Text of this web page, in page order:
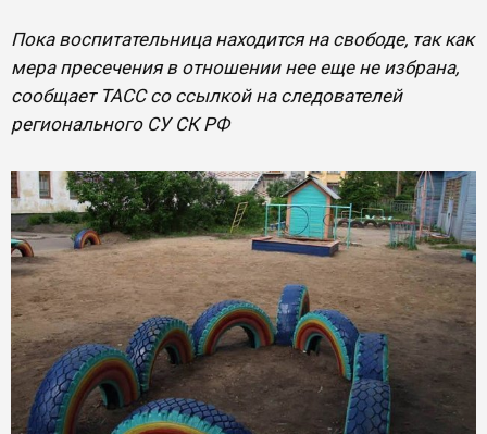
Пока воспитательница находится на свободе, так как
мера пресечения в отношении нее еще не избрана,
сообщает ТАСС со ссылкой на следователей
регионального СУ СК РФ